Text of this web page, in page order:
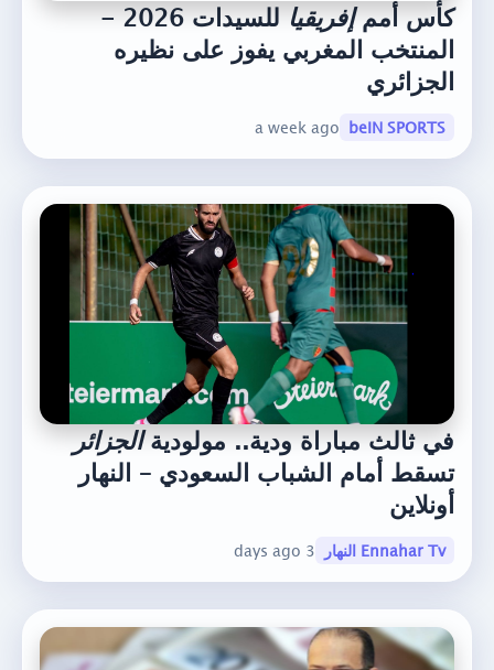
كأس أممإفريقيا
للسيدات 2026 -
المنتخب المغربي يفوز على نظيره
الجزائري
beIN SPORTS
a week ago
في ثالث مباراة ودية.. مولوديةالجزائر
تسقط أمام الشباب السعودي – النهار
أونلاين
Ennahar Tv النهار 3 days ago